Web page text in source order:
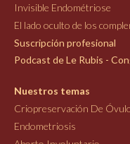
Invisible Endométriose
El lado oculto de los
Suscripción profesional
Podcast de Le Rubis -
Nuestros temas
Criopreservación De
Endometriosis